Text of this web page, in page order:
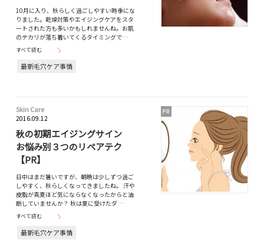
10月に入り、秋らしく過ごしやすい時季にな
りました。乾燥対策やエイジングケアをスタ
ートされた方も多いかもしれませんね。お肌
のテカリが落ち着いてくるタイミングで…
すべて読む
最新毛穴ケア事情
Skin Care
2016.09.12
秋の初期エイジングサイン
お悩み別３つのリペアテク
【PR】
日中はまだ暑いですが、朝晩は少しずつ過ご
しやすく、秋らしくなってきましたね。 汗や
皮脂が真夏ほど気にならなくなったからと油
断していませんか？ 秋は夏に受けたダ…
すべて読む
最新毛穴ケア事情